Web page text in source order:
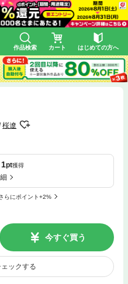
作品検索 カート はじめての方へ
桜遼
1pt獲得
らにポイント+2%
今すぐ買う
ックする